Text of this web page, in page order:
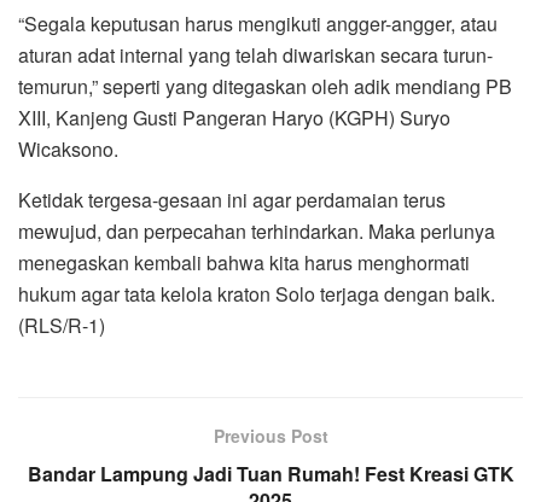
“Segala keputusan harus mengikuti angger-angger, atau
aturan adat internal yang telah diwariskan secara turun-
temurun,” seperti yang ditegaskan oleh adik mendiang PB
XIII, Kanjeng Gusti Pangeran Haryo (KGPH) Suryo
Wicaksono.
Ketidak tergesa-gesaan ini agar perdamaian terus
mewujud, dan perpecahan terhindarkan. Maka perlunya
menegaskan kembali bahwa kita harus menghormati
hukum agar tata kelola kraton Solo terjaga dengan baik.
(RLS/R-1)
Previous Post
Bandar Lampung Jadi Tuan Rumah! Fest Kreasi GTK